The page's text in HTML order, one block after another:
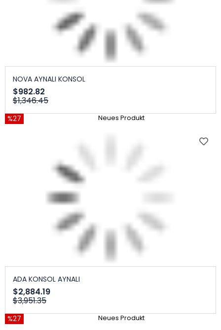
NOVA AYNALI KONSOL
$982.82
$1,346.45
%27 Neues Produkt
ADA KONSOL AYNALI
$2,884.19
$3,951.35
%27 Neues Produkt